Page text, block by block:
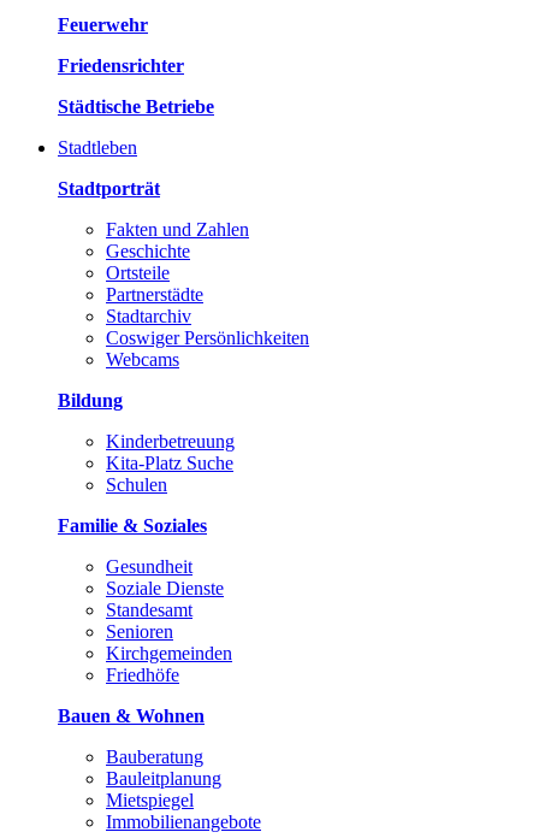
Feuerwehr
Friedensrichter
Städtische Betriebe
Stadtleben
Stadtporträt
Fakten und Zahlen
Geschichte
Ortsteile
Partnerstädte
Stadtarchiv
Coswiger Persönlichkeiten
Webcams
Bildung
Kinderbetreuung
Kita-Platz Suche
Schulen
Familie & Soziales
Gesundheit
Soziale Dienste
Standesamt
Senioren
Kirchgemeinden
Friedhöfe
Bauen & Wohnen
Bauberatung
Bauleitplanung
Mietspiegel
Immobilienangebote